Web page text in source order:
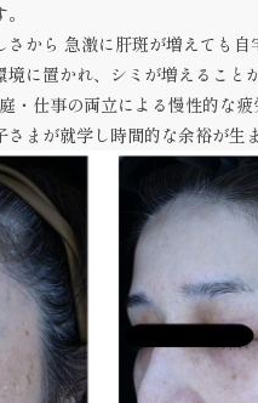
さから 急激に肝斑が増えても自
に置かれ、シミが増えること
・仕事の両立による慢性的な疲
さまが就学し時間的な余裕が生